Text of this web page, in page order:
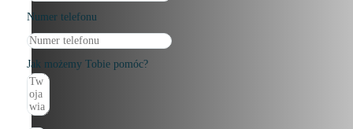
Numer telefonu
Jak możemy Tobie pomóc?